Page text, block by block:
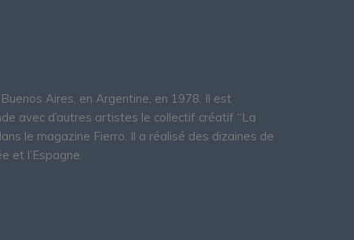
Aires, en Argentine, en 1978. Il est
avec d’autres artistes le collectif créatif “La
le magazine Fierro. Il a réalisé des dizaines de
et l’Espagne.